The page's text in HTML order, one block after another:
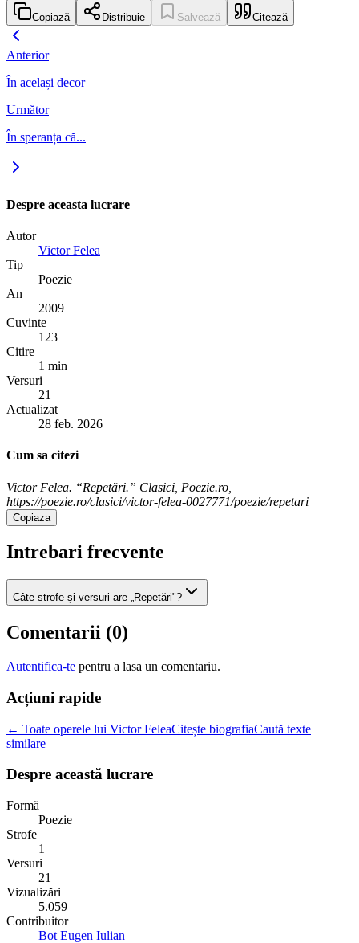
Copiază Distribuie Salvează Citează
Anterior
În același decor
Următor
În speranța că...
Despre aceasta lucrare
Autor
Victor Felea
Tip
Poezie
An
2009
Cuvinte
123
Citire
1 min
Versuri
21
Actualizat
28 feb. 2026
Cum sa citezi
Victor Felea. “Repetări.” Clasici, Poezie.ro,
https://poezie.ro/clasici/victor-felea-0027771/poezie/repetari
Copiaza
Intrebari frecvente
Câte strofe și versuri are „Repetări"?
Comentarii (0)
Autentifica-te pentru a lasa un comentariu.
Acțiuni rapide
← Toate operele lui Victor FeleaCitește biografiaCaută texte
similare
Despre această lucrare
Formă
Poezie
Strofe
1
Versuri
21
Vizualizări
5.059
Contribuitor
Bot Eugen Iulian